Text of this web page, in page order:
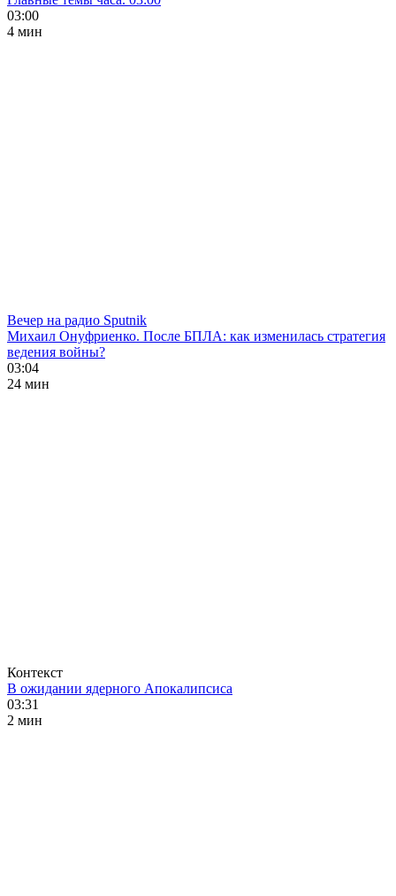
03:00
4 мин
Вечер на радио Sputnik
Михаил Онуфриенко. После БПЛА: как изменилась стратегия
ведения войны?
03:04
24 мин
Контекст
В ожидании ядерного Апокалипсиса
03:31
2 мин